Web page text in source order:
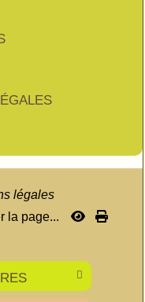
légales
la page...
